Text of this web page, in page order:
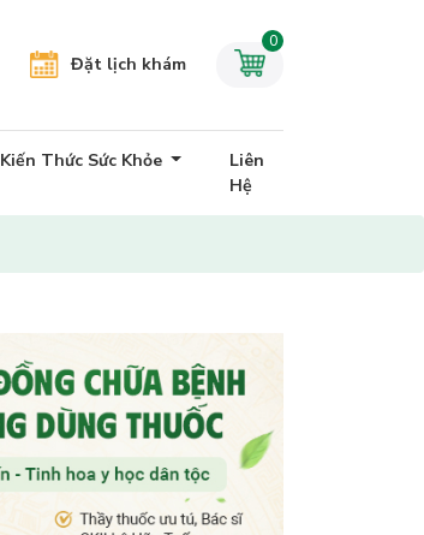
Đặt lịch khám
0
Kiến Thức Sức Khỏe
Liên
Hệ